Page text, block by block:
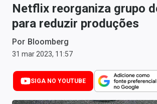
Money Trader
Anuncie
Últimas Notícias
Newsletters
Netflix reorganiza grupo
para reduzir produções
Por Bloomberg
31 mar 2023, 11:57
SIGA NO YOUTUBE